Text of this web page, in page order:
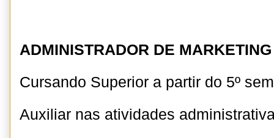
ADMINISTRADOR DE
Cursando Superior a partir do 5º
Auxiliar nas atividades